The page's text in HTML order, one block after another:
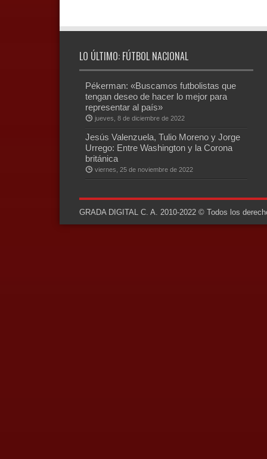
LO ÚLTIMO: FÚTBOL NACIONAL
Pékerman: «Buscamos futbolistas que
tengan deseo de hacer lo mejor para
representar al país»
jueves, 8 de diciembre de 2022
Jesús Valenzuela, Tulio Moreno y Jorge
Urrego: Entre Washington y la Corona
británica
viernes, 25 de noviembre de 2022
GRADA DIGITAL C. A. 2010-2022 © Todos los